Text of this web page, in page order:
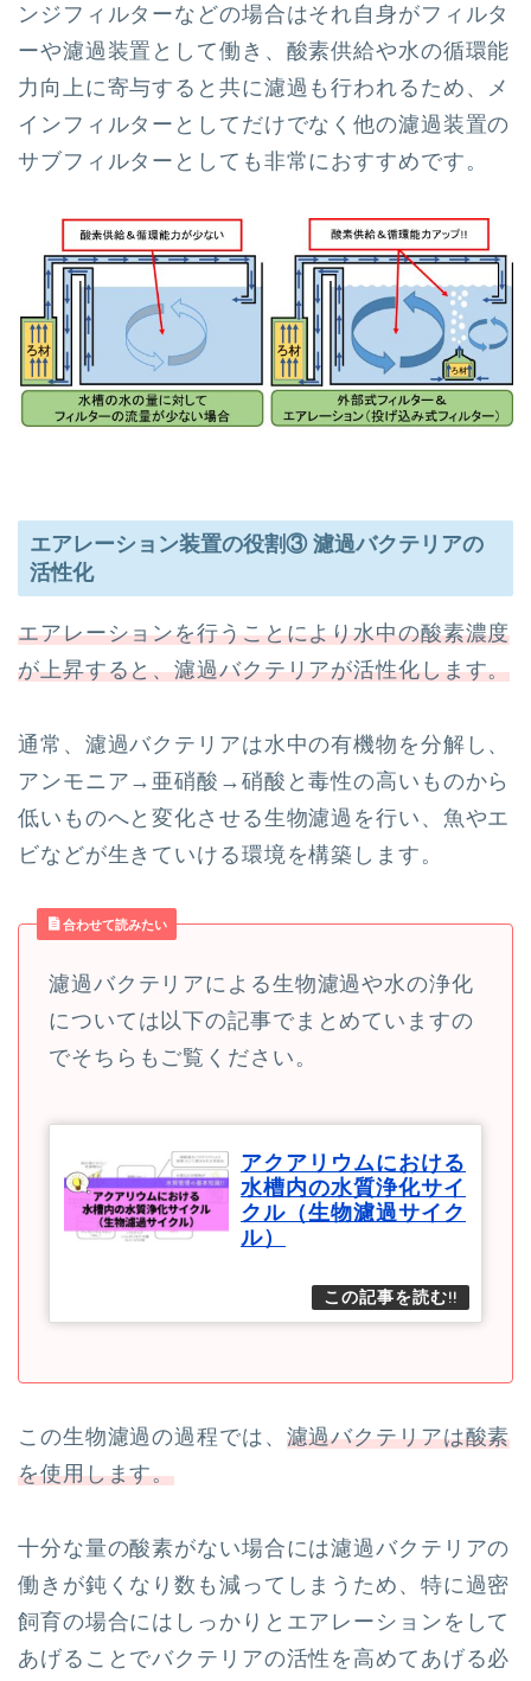
ンジフィルターなどの場合はそれ自身がフィルタ
ーや濾過装置として働き、酸素供給や水の循環能
力向上に寄与すると共に濾過も行われるため、メ
インフィルターとしてだけでなく他の濾過装置の
サブフィルターとしても非常におすすめです。
エアレーション装置の役割③ 濾過バクテリアの
活性化
エアレーションを行うことにより水中の酸素濃度
が上昇すると、濾過バクテリアが活性化します。
通常、濾過バクテリアは水中の有機物を分解し、
アンモニア→亜硝酸→硝酸と毒性の高いものから
低いものへと変化させる生物濾過を行い、魚やエ
ビなどが生きていける環境を構築します。
合わせて読みたい
濾過バクテリアによる生物濾過や水の浄化
については以下の記事でまとめていますの
でそちらもご覧ください。
アクアリウムにおける
水槽内の水質浄化サイ
クル（生物濾過サイク
ル）
この生物濾過の過程では、 濾過バクテリアは酸素
を使用します。
十分な量の酸素がない場合には濾過バクテリアの
働きが鈍くなり数も減ってしまうため、特に過密
飼育の場合にはしっかりとエアレーションをして
あげることでバクテリアの活性を高めてあげる必